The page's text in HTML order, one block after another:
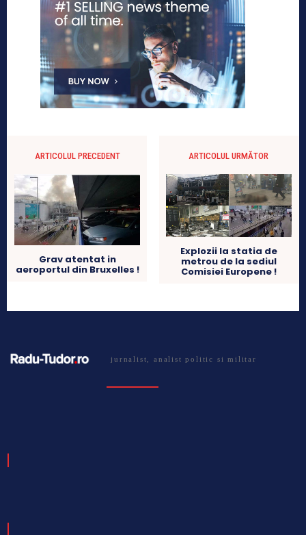
ARTICOLUL PRECEDENT
Grav atentat in
aeroportul din Bruxelles !
ARTICOLUL URMĂTOR
Explozii la statia de
metrou de la sediul
Comisiei Europene !
jurnalist, analist politic si militar